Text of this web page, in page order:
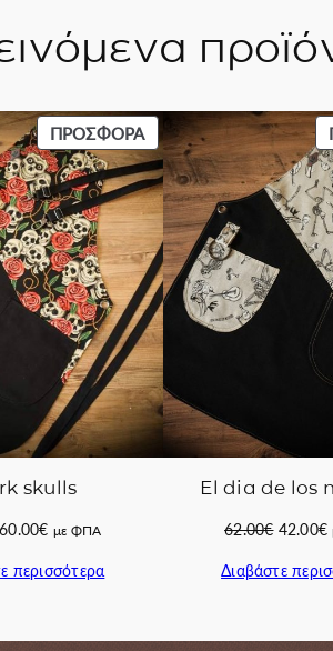
ΠΡΟΣΦΟΡΆΠΡΟΪΌΝ
ΣΕ
ΠΡΟΣΦΟΡΆ
skulls
Original
60.00€Η
τιμή
με ΦΠΑ
περισσότερα
El dia de los
62.00€ Original
was:
42.00€
Διαβάστε